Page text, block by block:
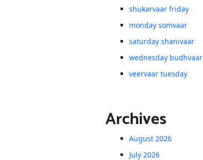
shukarvaar friday
monday somvaar
saturday shanivaar
wednesday budhvaar
veervaar tuesday
Archives
August 2026
July 2026